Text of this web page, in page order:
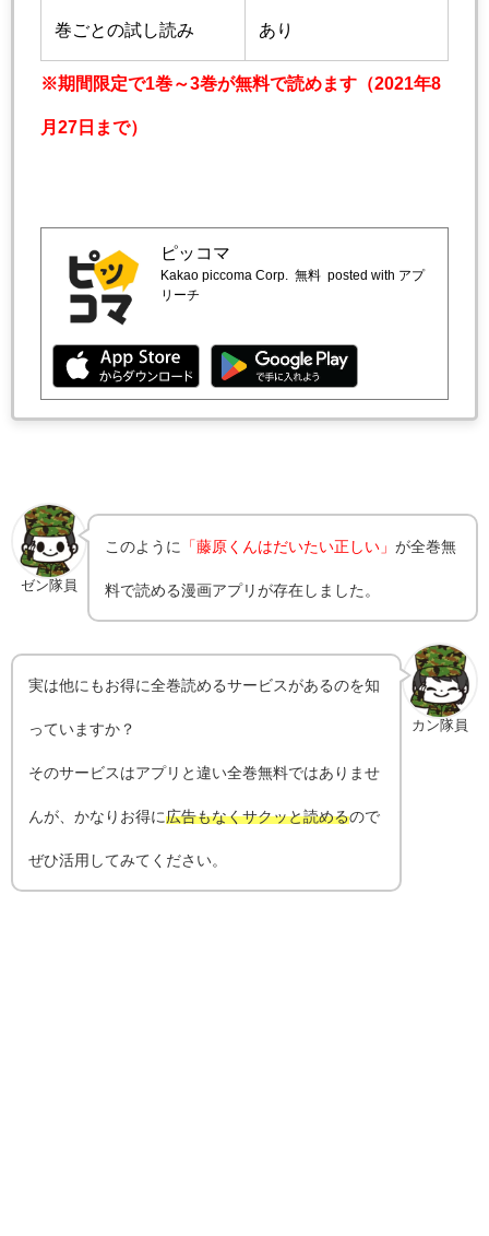
巻ごとの試し読み あり
※期間限定で1巻～3巻が無料で読めます（2021年8
月27日まで）
ピッコマ
Kakao piccoma Corp. 無料 posted with アプ
リーチ
ゼン隊員
このように 「藤原くんはだいたい正しい」が全巻無
料で読める漫画アプリが存在しました。
カン隊員
実は他にもお得に全巻読めるサービスがあるのを知
っていますか？
そのサービスはアプリと違い全巻無料ではありませ
んが、かなりお得に広告もなくサクッと読めるので
ぜひ活用してみてください。